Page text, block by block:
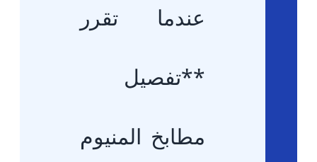
عندما تقرر
**تفصيل
مطابخ المنيوم